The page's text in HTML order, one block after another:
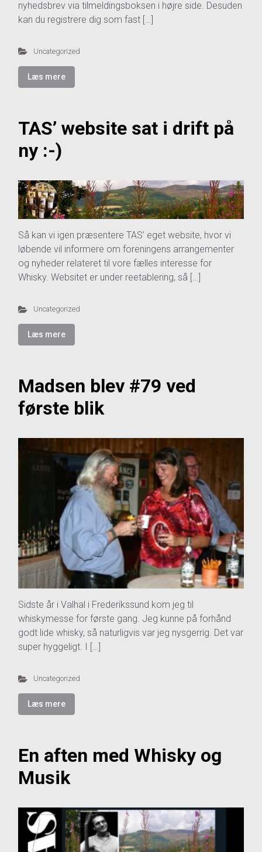
nyhedsbrev via tilmeldingsboksen i højre side. Desuden
kan du registrere dig som fast […]
Uncategorized
Læs mere
TAS’ website sat i drift på
ny :-)
Så kan vi igen præsentere TAS’ eget website, hvor vi
løbende vil informere om foreningens arrangementer
og nyheder relateret til vore fælles interesse for
Whisky. Websitet er under reetablering, så […]
Uncategorized
Læs mere
Madsen blev #79 ved
første blik
Sidste år i Valhal i Frederikssund kom jeg til
whiskymesse for første gang. Jeg kunne på forhånd
godt lide whisky, så naturligvis var jeg nysgerrig. Det var
super hyggeligt. I […]
Uncategorized
Læs mere
En aften med Whisky og
Musik